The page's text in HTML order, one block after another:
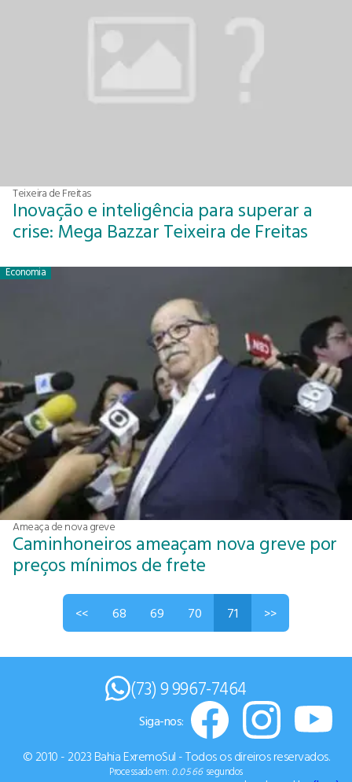
Teixeira de Freitas
Inovação e inteligência para superar a
crise: Mega Bazzar Teixeira de Freitas
Economia
Ameaça de nova greve
Caminhoneiros ameaçam nova greve por
preços mínimos de frete
<< 68 69 70 71 >>
(73) 9 9967-7464
© 2010 - 2023 Bahia ExremoSul - Todos os direiros reservados.
Processado em: 0.0566 segundos
Siga-nos: